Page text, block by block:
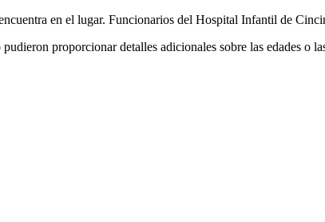
en el lugar. Funcionarios del Hospital Infantil de
proporcionar detalles adicionales sobre las edades o